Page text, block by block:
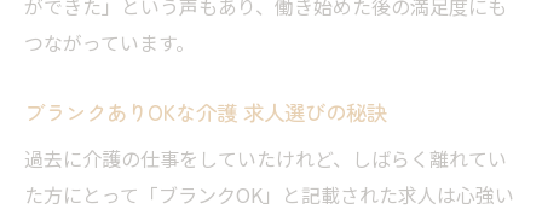
ができた」という声もあり、働き始めた後の満足度にも
つながっています。
ブランクありOKな介護 求人選びの秘訣
過去に介護の仕事をしていたけれど、しばらく離れてい
た方にとって「ブランクOK」と記載された求人は心強い